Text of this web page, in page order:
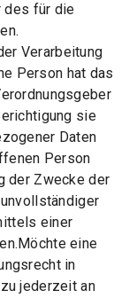
des für die
Verarbeitung
Person hat das
sie
Daten
Person
der Zwecke der
einer
eine
in
jederzeit an